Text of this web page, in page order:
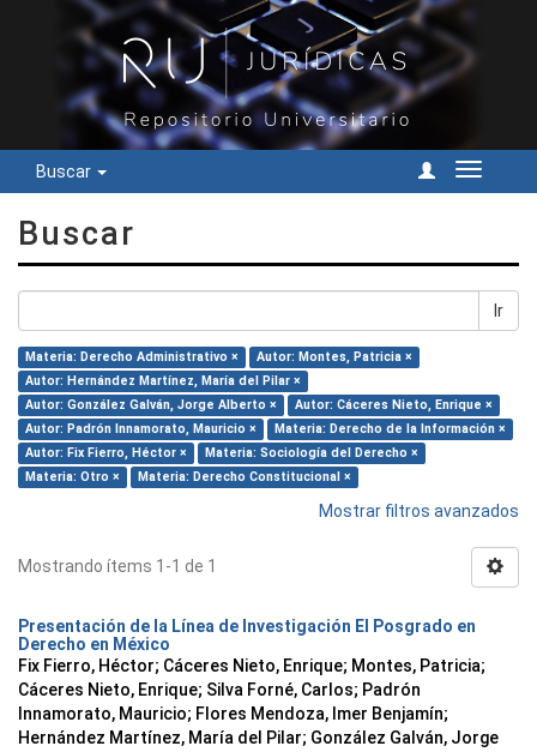
Buscar
Cambiar
Buscar
Ir
Materia: Derecho Administrativo ×
Autor: Montes, Patricia ×
Autor: Hernández Martínez, María del Pilar ×
Autor: González Galván, Jorge Alberto ×
Autor: Cáceres Nieto, Enrique ×
Autor: Padrón Innamorato, Mauricio ×
Materia: Derecho de la Información ×
Autor: Fix Fierro, Héctor ×
Materia: Sociología del Derecho ×
Materia: Otro ×
Materia: Derecho Constitucional ×
Mostrar filtros avanzados
Mostrando ítems 1-1 de 1
Presentación de la Línea de Investigación El Posgrado en
Derecho en México
Fix Fierro, Héctor; Cáceres Nieto, Enrique; Montes, Patricia;
Cáceres Nieto, Enrique; Silva Forné, Carlos; Padrón
Innamorato, Mauricio; Flores Mendoza, Imer Benjamín;
Hernández Martínez, María del Pilar; González Galván, Jorge